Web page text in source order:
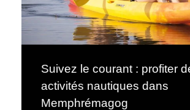
Suivez le courant : profiter
activités nautiques dans
Memphrémagog